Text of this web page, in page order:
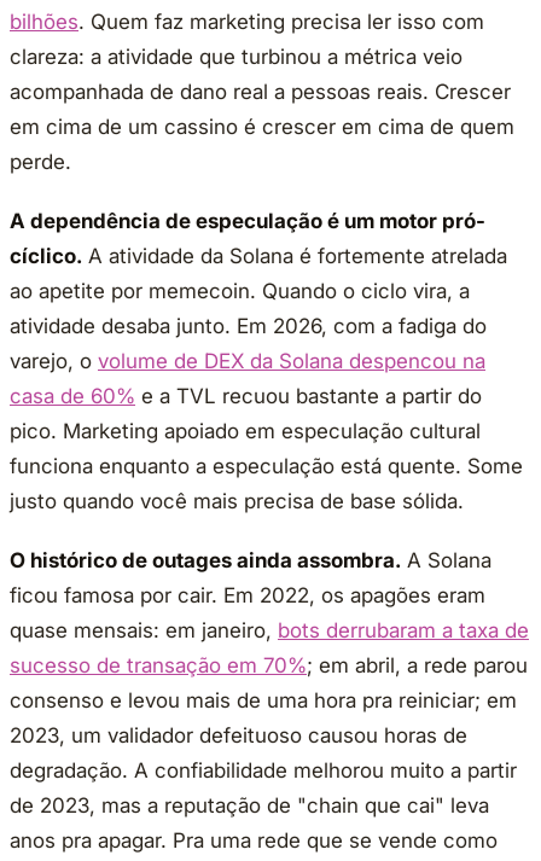
bilhões. Quem faz marketing precisa ler isso com
clareza: a atividade que turbinou a métrica veio
acompanhada de dano real a pessoas reais. Crescer
em cima de um cassino é crescer em cima de quem
perde.
A dependência de especulação é um motor pró-
cíclico. A atividade da Solana é fortemente atrelada
ao apetite por memecoin. Quando o ciclo vira, a
atividade desaba junto. Em 2026, com a fadiga do
varejo, o volume de DEX da Solana despencou na
casa de 60% e a TVL recuou bastante a partir do
pico. Marketing apoiado em especulação cultural
funciona enquanto a especulação está quente. Some
justo quando você mais precisa de base sólida.
O histórico de outages ainda assombra. A Solana
ficou famosa por cair. Em 2022, os apagões eram
quase mensais: em janeiro, bots derrubaram a taxa de
sucesso de transação em 70%; em abril, a rede parou
consenso e levou mais de uma hora pra reiniciar; em
2023, um validador defeituoso causou horas de
degradação. A confiabilidade melhorou muito a partir
de 2023, mas a reputação de "chain que cai" leva
anos pra apagar. Pra uma rede que se vende como